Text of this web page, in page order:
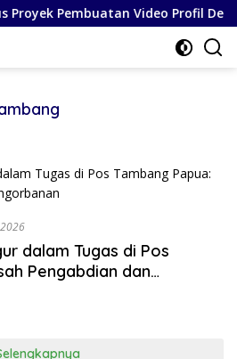
Pembuatan Video Profil
dalam Tugas di Pos
Pengabdian dan